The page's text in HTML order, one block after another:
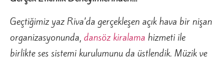
Geçtiğimiz yaz Riva’da gerçekleşen açık hava bir nişan
organizasyonunda,dansöz kiralama hizmeti ile
birlikte ses sistemi kurulumunu da üstlendik. Müzik ve